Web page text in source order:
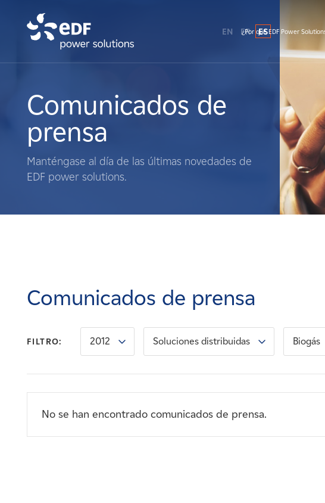
Qué hacemos
Terratenientes
Noticias
Contacte con
EN FR ES
¿Por qué EDF Power
Comunicados de
prensa
Manténgase al día de las últimas novedades de
EDF power solutions.
Comunicados de prensa
FILTRO: 2012 Soluciones distribuidas Biogás
No se han encontrado comunicados de prensa.